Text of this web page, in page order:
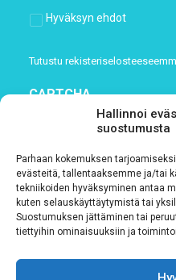
Hallinnoi
suostumusta
Parhaan kokemuksen
evästeitä, tallentaaksemme ja/tai
tekniikoiden hyväksyminen antaa
kuten selauskäyttäytymistä tai
Suostumuksen jättäminen tai
tiettyihin ominaisuuksiin ja
Hyväksyn ehdot
Tutustu
CAPTCHA